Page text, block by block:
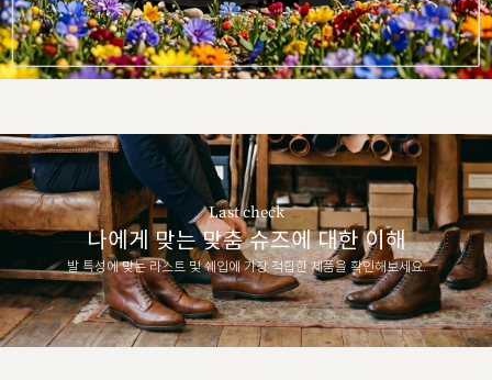
Last check
나에게 맞는 맞춤 슈즈에 대한 이해
발 특성에 맞는 라스트 및 쉐입에 가장 적합한 제품을 확인해보세요.